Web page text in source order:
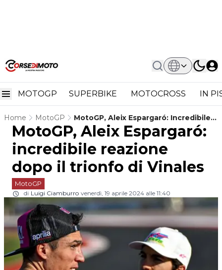
MOTOGP SUPERBIKE MOTOCROSS IN
Home MotoGP
MotoGP, Aleix Espargaró: Incredibile
Reazione Dopo Il Trionfo Di Vinales
MotoGP, Aleix Espargaró:
incredibile reazione
dopo il trionfo di Vinales
MotoGP
di Luigi Ciamburro venerdì, 19 aprile 2024 alle 11:40